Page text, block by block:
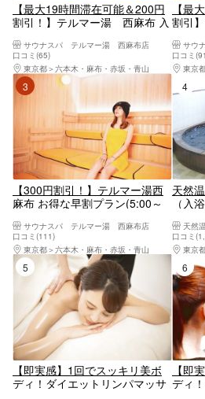
【最大19時間滞在可能＆200円
割引！】テルマー湯 西麻布 入
サウナスパ テルマー湯 西麻布店
口コミ(65)
東京都
六本木・麻布・赤坂・青山
【最
割引
サウ
口コミ
東京
3位
【300円割引！】テルマー湯西
麻布 お得な早割プラン(5:00～
サウナスパ テルマー湯 西麻布店
口コミ(111)
東京都
六本木・麻布・赤坂・青山
天然
（入
天然
口コミ
東京
5位
【即実感】1回でスッキリ美ボ
ディ！ダイエットリンパマッサ
【即
ディ